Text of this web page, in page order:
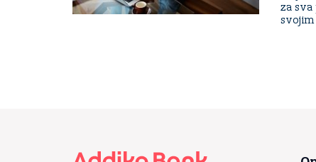
za sva
svojim